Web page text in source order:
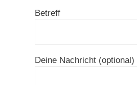
Betreff
Deine Nachricht (optional)